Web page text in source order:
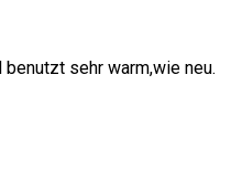
sehr warm,wie neu.